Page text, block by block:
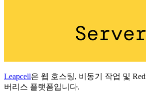
Leapcell은 웹 호스팅, 비동기 작업 및
버리스 플랫폼입니다.